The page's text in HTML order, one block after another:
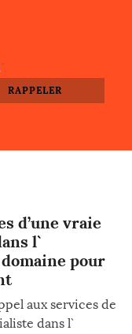
d’une vraie
l`
pour
aux services de
dans l`